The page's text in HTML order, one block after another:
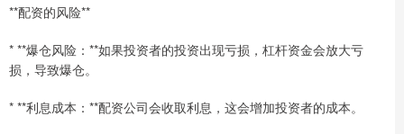
**配资的风险**
* **爆仓风险：**如果投资者的投资出现亏损，杠杆资金会放大亏
损，导致爆仓。
* **利息成本：**配资公司会收取利息，这会增加投资者的成本。